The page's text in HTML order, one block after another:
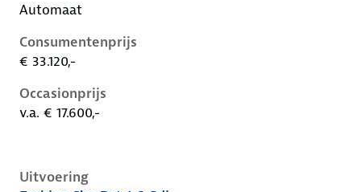
Automaat
Consumentenprijs
€ 33.120,-
Occasionprijs
v.a. € 17.600,-
Uitvoering